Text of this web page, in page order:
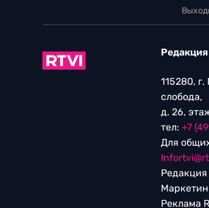
Редакция
115280,
слобода,
д. 26,
тел: +7
Для
Редакция
Реклама